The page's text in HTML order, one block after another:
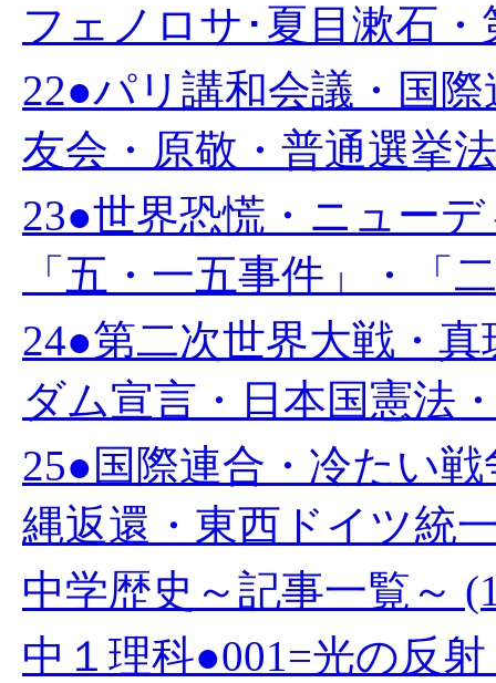
フェノロサ･夏目漱石
22●パリ講和会議・国
友会・原敬・普通選挙
23●世界恐慌・ニュー
「五・一五事件」・「
24●第二次世界大戦・
ダム宣言・日本国憲法
25●国際連合・冷たい
縄返還・東西ドイツ統
中学歴史～記事一覧～
中１理科●001=光の反射